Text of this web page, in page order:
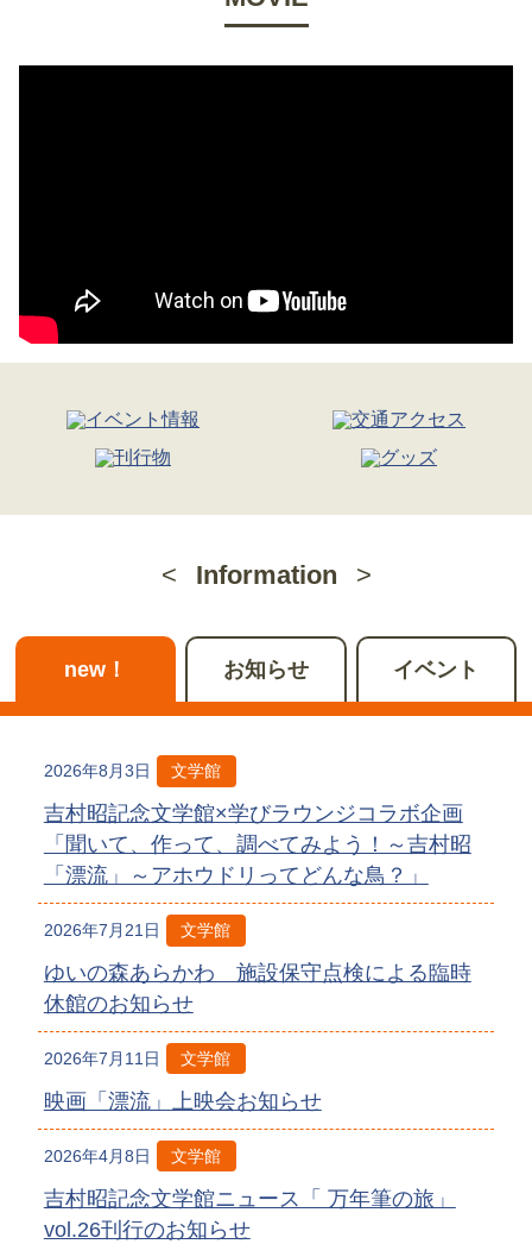
Information
new！
2026年8月3日 文学館
吉村昭記念文学館×学びラウンジコラボ企画
「聞いて、作って、調べてみよう！～吉村昭
「漂流」～アホウドリってどんな鳥？」
2026年7月21日 文学館
ゆいの森あらかわ 施設保守点検による臨時
休館のお知らせ
2026年7月11日 文学館
映画「漂流」上映会お知らせ
2026年4月8日 文学館
吉村昭記念文学館ニュース「 万年筆の旅」
vol.26刊行のお知らせ
お知らせ イベント